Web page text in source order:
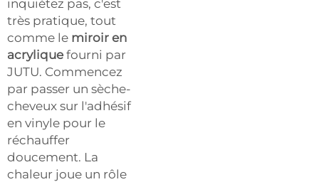
inquiétez pas, c'est
très pratique, tout
comme le miroir en
acryliquefourni par
JUTU. Commencez
par passer un sèche-
cheveux sur l'adhésif
en vinyle pour le
réchauffer
doucement. La
chaleur joue un rôle